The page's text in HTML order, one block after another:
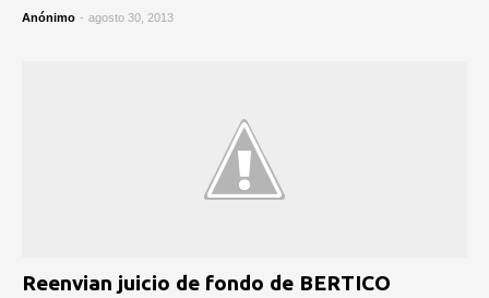
Anónimo - agosto 30, 2013
Reenvian juicio de fondo de BERTICO